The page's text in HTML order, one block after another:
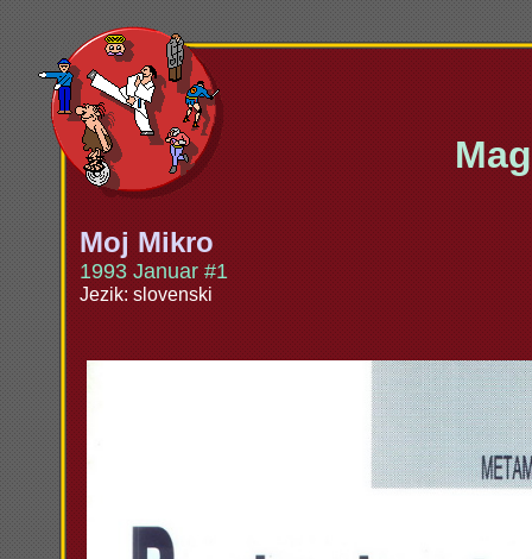
Moj Mikro
1993 Januar #1
Jezik: slovenski